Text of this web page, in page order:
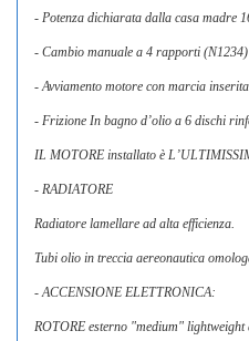
- Potenza dichiarata dalla casa madre
- Cambio manuale a 4 rapporti (N1234)
- Avviamento motore con marcia
- Frizione In bagno d’olio a 6 dischi
IL MOTORE installato è
- RADIATORE
Radiatore lamellare ad alta efficienza.
Tubi olio in treccia aereonautica
- ACCENSIONE ELETTRONICA:
ROTORE esterno "medium"